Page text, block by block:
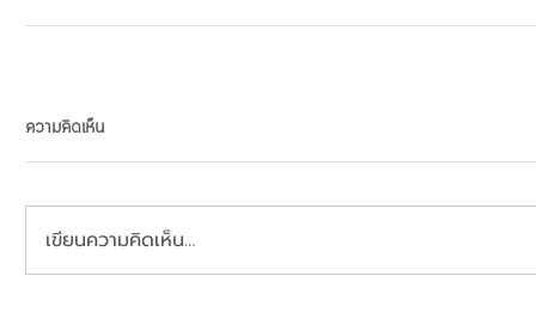
ความคิดเห็น
เขียนความคิดเห็น…